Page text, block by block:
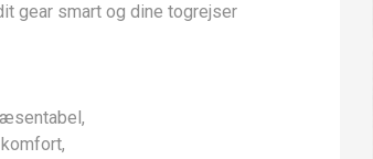
gear smart og dine togrejser